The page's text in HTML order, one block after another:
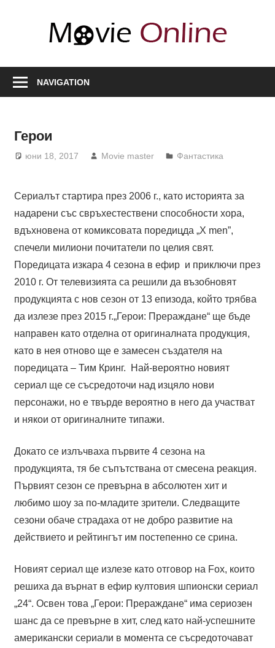
филми,
актьори
и
сезони
NAVIGATION
Герои
юни 18, 2017 Movie master Фантастика
Сериалът стартира през 2006 г., като историята за
надарени със свръхестествени способности хора,
вдъхновена от комиксовата поредицда „X men”,
спечели милиони почитатели по целия свят.
Поредицата изкара 4 сезона в ефир и приключи през
2010 г. От телевизията са решили да възобновят
продукцията с нов сезон от 13 епизода, който трябва
да излезе през 2015 г.„Герои: Прераждане“ ще бъде
направен като отделна от оригиналната продукция,
като в нея отново ще е замесен създателя на
поредицата – Тим Кринг. Най-вероятно новият
сериал ще се съсредоточи над изцяло нови
персонажи, но е твърде вероятно в него да участват
и някои от оригиналните типажи.
Докато се излъчваха първите 4 сезона на
продукцията, тя бе съпътствана от смесена реакция.
Първият сезон се превърна в абсолютен хит и
любимо шоу за по-младите зрители. Следващите
сезони обаче страдаха от не добро развитие на
действието и рейтингът им постепенно се срина.
Новият сериал ще излезе като отговор на Fox, които
решиха да върнат в ефир култовия шпионски сериал
„24“. Освен това „Герои: Прераждане“ има сериозен
шанс да се превърне в хит, след като най-успешните
американски сериали в момента се съсредоточават